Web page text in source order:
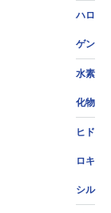
ハロ
ゲン
水素
化物
ヒド
ロキ
シル